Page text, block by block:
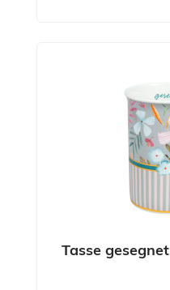
Tasse gesegnet